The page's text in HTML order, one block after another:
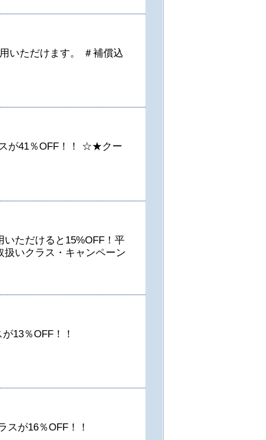
いただけます。 ＃補償込
が41％OFF！！ ☆★クー
ただけると15%OFF！平
いクラス・キャンペーン
13％OFF！！
が16％OFF！！